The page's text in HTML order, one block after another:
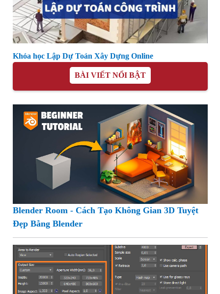
Khóa học Lập Dự Toán Xây Dựng Online
BÀI VIẾT NỔI BẬT
Blender Room - Cách Tạo Không Gian 3D Tuyệt
Đẹp Bằng Blender